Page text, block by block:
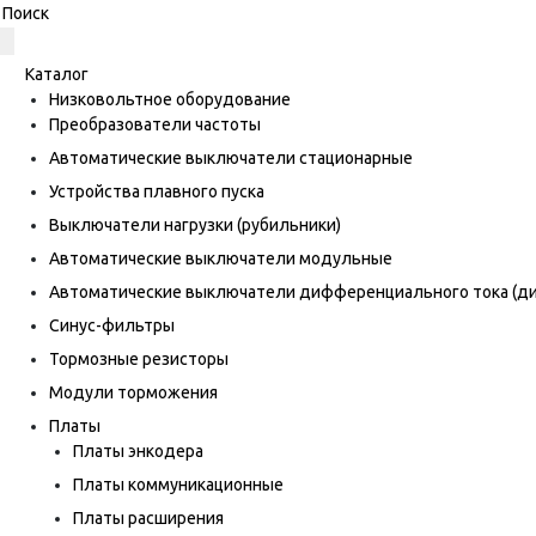
Каталог
Низковольтное оборудование
Преобразователи частоты
Автоматические выключатели стационарные
Устройства плавного пуска
Выключатели нагрузки (рубильники)
Автоматические выключатели модульные
Автоматические выключатели дифференциального тока
Синус-фильтры
Тормозные резисторы
Модули торможения
Платы
Платы энкодера
Платы коммуникационные
Платы расширения